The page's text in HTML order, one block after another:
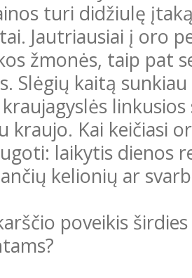
turi didžiulę
Jautriausiai į oro
žmonės, taip pat
Slėgių kaitą
kraujo. Kai keičiasi
laikytis dienos
kelionių ar
poveikis